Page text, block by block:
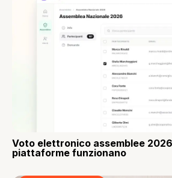
Voto elettronico assemblee
piattaforme funzionano